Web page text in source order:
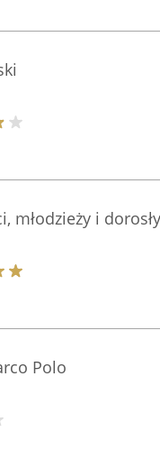
młodzieży i
Polo